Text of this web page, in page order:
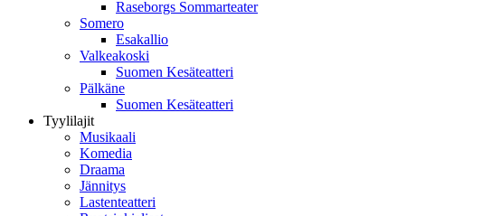
Raseborgs Sommarteater
Somero
Esakallio
Valkeakoski
Suomen Kesäteatteri
Pälkäne
Suomen Kesäteatteri
Tyylilajit
Musikaali
Komedia
Draama
Jännitys
Lastenteatteri